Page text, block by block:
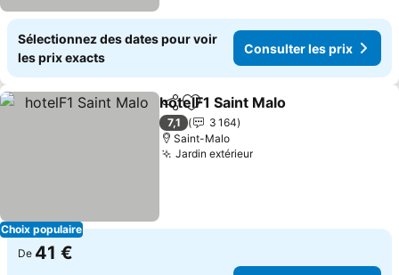
Sélectionnez des dates pour voir
les prix exacts
Consulter les prix
Choix populaire
PartagerAjouter à mes favoris
hotelF1 Saint Malo
7,1
3 164
Saint-Malo
Jardin extérieurConsulter les prix
De 41 €